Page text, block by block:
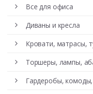
Все для офиса
Диваны и кресла
Кровати, матрасы,
Торшеры, лампы,
Гардеробы,